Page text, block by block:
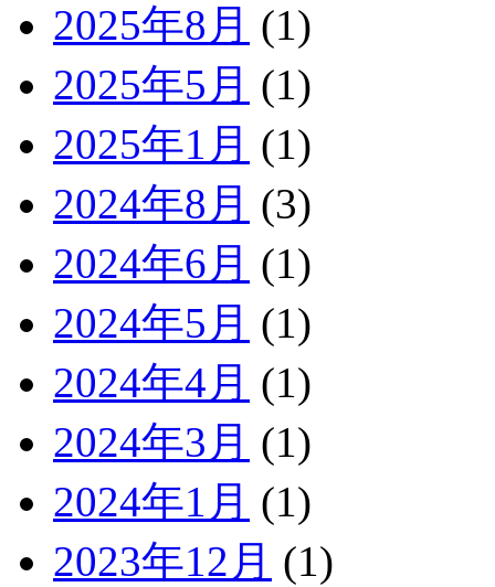
2025年8月 (1)
2025年5月 (1)
2025年1月 (1)
2024年8月 (3)
2024年6月 (1)
2024年5月 (1)
2024年4月 (1)
2024年3月 (1)
2024年1月 (1)
2023年12月 (1)